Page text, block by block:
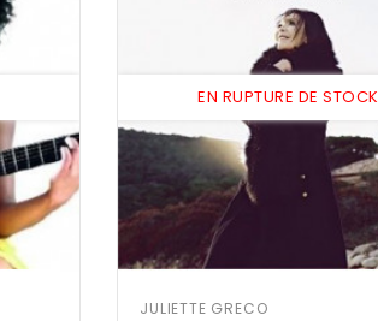
EN RUPTURE DE STOCK
JULIETTE GRECO